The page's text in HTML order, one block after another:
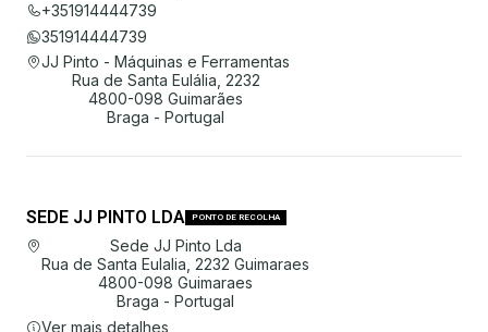
+351914444739
351914444739
JJ Pinto - Máquinas e Ferramentas
Rua de Santa Eulália, 2232
4800-098 Guimarães
Braga - Portugal
SEDE JJ PINTO LDA PONTO DE RECOLHA
Sede JJ Pinto Lda
Rua de Santa Eulalia, 2232 Guimaraes
4800-098 Guimaraes
Braga - Portugal
Ver mais detalhes